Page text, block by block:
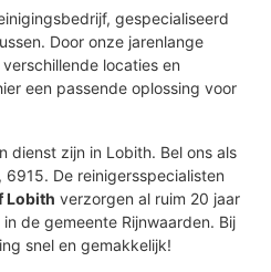
gespecialiseerd
Door onze jarenlange
locaties en
een passende oplossing voor
dienst zijn in Lobith. Bel ons als
De reinigersspecialisten
Lobith verzorgen al ruim 20 jaar
de gemeente Rijnwaarden. Bij
snel en gemakkelijk!